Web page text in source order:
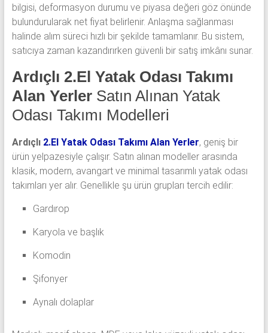
bilgisi, deformasyon durumu ve piyasa değeri göz önünde
bulundurularak net fiyat belirlenir. Anlaşma sağlanması
halinde alım süreci hızlı bir şekilde tamamlanır. Bu sistem,
satıcıya zaman kazandırırken güvenli bir satış imkânı sunar.
Ardıçlı 2.El Yatak Odası Takımı
Alan Yerler Satın Alınan Yatak
Odası Takımı Modelleri
Ardıçlı 2.El Yatak Odası Takımı Alan Yerler, geniş bir
ürün yelpazesiyle çalışır. Satın alınan modeller arasında
klasik, modern, avangart ve minimal tasarımlı yatak odası
takımları yer alır. Genellikle şu ürün grupları tercih edilir:
Gardırop
Karyola ve başlık
Komodin
Şifonyer
Aynalı dolaplar